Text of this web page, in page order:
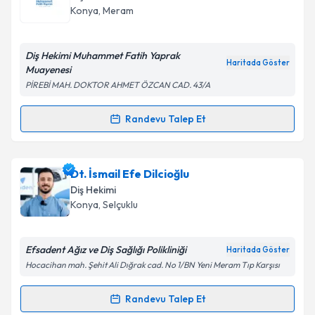
takvim hazırlandığında e-posta ile bilgilendireceğiz.
Kişisel verilerimin işlenmesine ilişkinAydınlatma
'ni okudum ve kişisel verilerimin belirtilen
kapsamda işlenmesini kabul ediyorum.
Takvim Talebini Gönder
Konya, Meram
Diş Hekimi Muhammet Fatih Yaprak
Muayenesi
Haritada Göster
PİREBİ MAH. DOKTOR AHMET ÖZCAN CAD. 43/A
Randevu Talep Et
Randevu Takvimi Talebi
Dt. Muhammet Fatih Yaprakiçin randevu takvimi
talebi oluşturun. Size bu uzmandan randevu almanız
için bir takvim hazırlandığında e-posta ile
bilgilendireceğiz.
Kişisel verilerimin işlenmesine ilişkinAydınlatma
Dt. İsmail Efe Dilcioğlu
Diş Hekimi
Konya, Selçuklu
Efsadent Ağız ve Diş Sağlığı Polikliniği Haritada Göster
Hocacihan mah. Şehit Ali Dığrak cad. No 1/BN Yeni Meram Tıp Karşısı
Randevu Talep Et
Randevu Takvimi Talebi